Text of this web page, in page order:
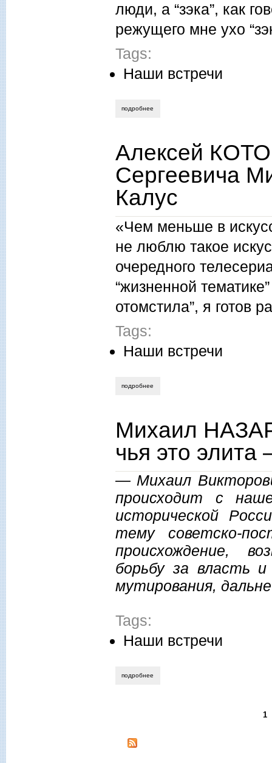
люди, а “зэка”, как
режущего мне ухо
Tags:
Наши встречи
подробнее
Алексей
Сергеевича
Калус
«Чем меньше в
не люблю такое
очередного
“жизненной
отомстила”, я готов
Tags:
Наши встречи
подробнее
Михаил
чья это
— Михаил
происходит с
исторической
тему советско-
происхождение,
борьбу за власть
мутирования,
Tags:
Наши встречи
подробнее
1